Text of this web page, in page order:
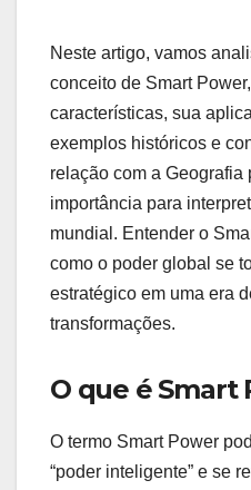
Neste artigo, vamos
conceito de Smart
características, sua
exemplos históricos e
relação com a Geografia
importância para
mundial. Entender o
como o poder global se
estratégico em uma era
transformações.
O que é Smart
O termo Smart Power
“poder inteligente” e se